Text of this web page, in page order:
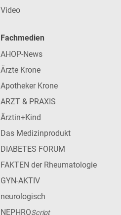
Video
Fachmedien
AHOP-News
Ärzte Krone
Apotheker Krone
ARZT & PRAXIS
Ärztin+Kind
Das Medizinprodukt
DIABETES FORUM
FAKTEN der Rheumatologie
GYN-AKTIV
neurologisch
NEPHROScript